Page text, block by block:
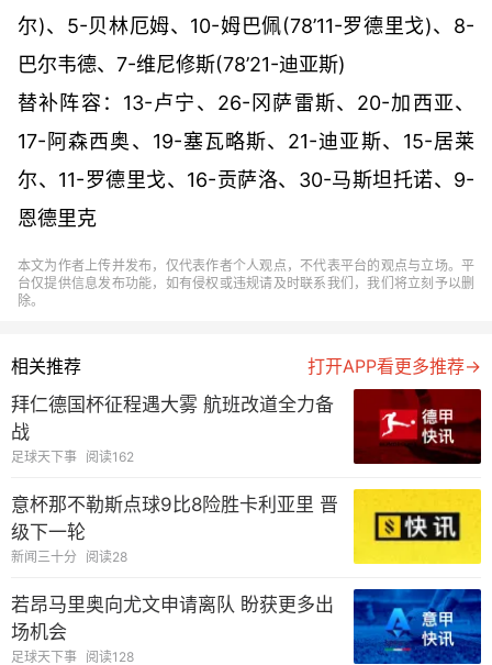
尔)、5-贝林厄姆、10-姆巴佩(78’11-罗德里戈)、8-
巴尔韦德、7-维尼修斯(78’21-迪亚斯)
替补阵容：13-卢宁、26-冈萨雷斯、20-加西亚、
17-阿森西奥、19-塞瓦略斯、21-迪亚斯、15-居莱
尔、11-罗德里戈、16-贡萨洛、30-马斯坦托诺、9-
恩德里克
本文为作者上传并发布，仅代表作者个人观点，不代表平台的观点与立场。平
台仅提供信息发布功能，如有侵权或违规请及时联系我们，我们将立刻予以删
除。
相关推荐
打开APP看更多推荐→
拜仁德国杯征程遇大雾 航班改道全力备
战
足球天下事 阅读162
意杯那不勒斯点球9比8险胜卡利亚里 晋
级下一轮
新闻三十分 阅读28
若昂马里奥向尤文申请离队 盼获更多出
场机会
足球天下事 阅读128